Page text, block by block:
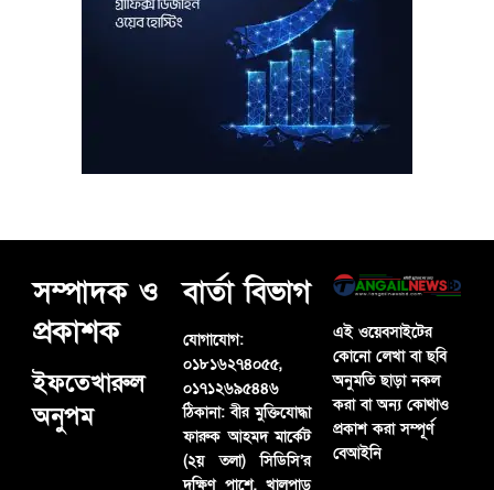
সম্পাদক ও
প্রকাশক
ইফতেখারুল
অনুপম
বার্তা বিভাগ
যোগাযোগ:
০১৮১৬২৭৪০৫৫,
০১৭১২৬৯৫৪৪৬
ঠিকানা:বীর মুক্তিযোদ্ধা
ফারুক আহমদ মার্কেট
(২য় তলা) সিডিসি’র
দক্ষিণ পাশে, খালপাড়
এই ওয়েবসাইটের
কোনো লেখা বা ছবি
অনুমতি ছাড়া নকল
করা বা অন্য কোথাও
প্রকাশ করা সম্পূর্ণ
বেআইনি